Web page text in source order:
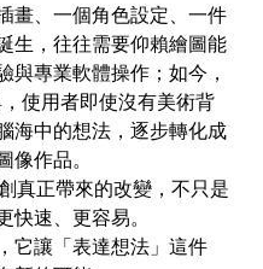
畫、一個角色設定、一件
生，往往需要仰賴繪圖能
與專業軟體操作；如今，
使用者即使沒有美術背
海中的想法，逐步轉化成
像作品。
真正帶來的改變，不只是
快速、更容易。
它讓「表達想法」這件